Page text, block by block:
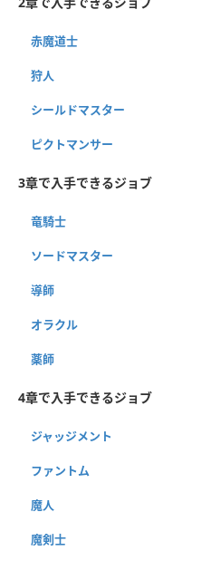
赤魔道士
狩人
シールドマスター
ピクトマンサー
3章で入手できるジョブ
竜騎士
ソードマスター
導師
オラクル
薬師
4章で入手できるジョブ
ジャッジメント
ファントム
魔人
魔剣士